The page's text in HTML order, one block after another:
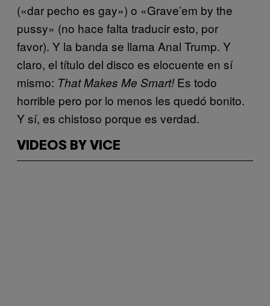
(«dar pecho es gay») o «Grave’em by the
pussy» (no hace falta traducir esto, por
favor). Y la banda se llama Anal Trump. Y
claro, el título del disco es elocuente en sí
mismo: That Makes Me Smart!Es todo
horrible pero por lo menos les quedó bonito.
Y sí, es chistoso porque es verdad.
VIDEOS BY VICE